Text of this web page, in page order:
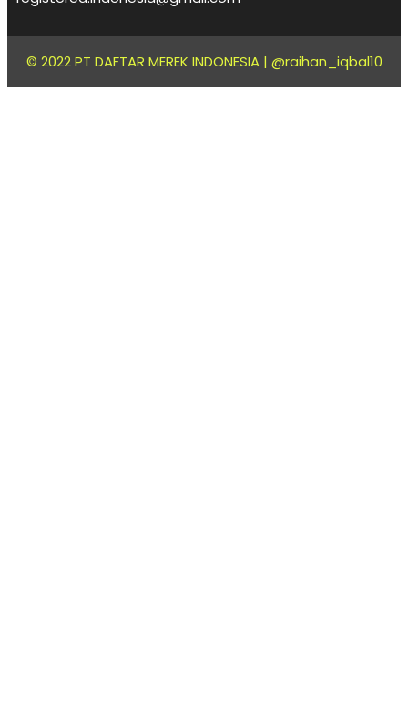
© 2022 PT DAFTAR MEREK INDONESIA | @raihan_iqbal10